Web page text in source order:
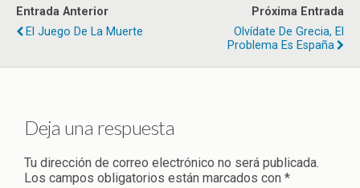
Entrada Anterior
El Juego De La Muerte
Próxima Entrada
Olvídate De Grecia, El
Problema Es España
Deja una respuesta
Tu dirección de correo electrónico no será publicada.
Los campos obligatorios están marcados con *